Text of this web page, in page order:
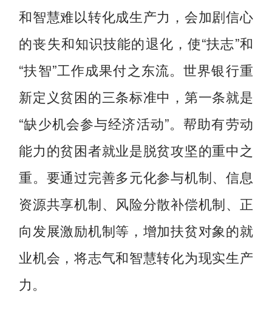
和智慧难以转化成生产力，会加剧信心
的丧失和知识技能的退化，使“扶志”和
“扶智”工作成果付之东流。世界银行重
新定义贫困的三条标准中，第一条就是
“缺少机会参与经济活动”。帮助有劳动
能力的贫困者就业是脱贫攻坚的重中之
重。要通过完善多元化参与机制、信息
资源共享机制、风险分散补偿机制、正
向发展激励机制等，增加扶贫对象的就
业机会，将志气和智慧转化为现实生产
力。